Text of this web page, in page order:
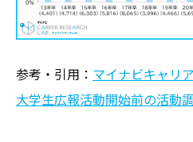
参考・引用： マイナビキャリ
大学生広報活動開始前の活動調